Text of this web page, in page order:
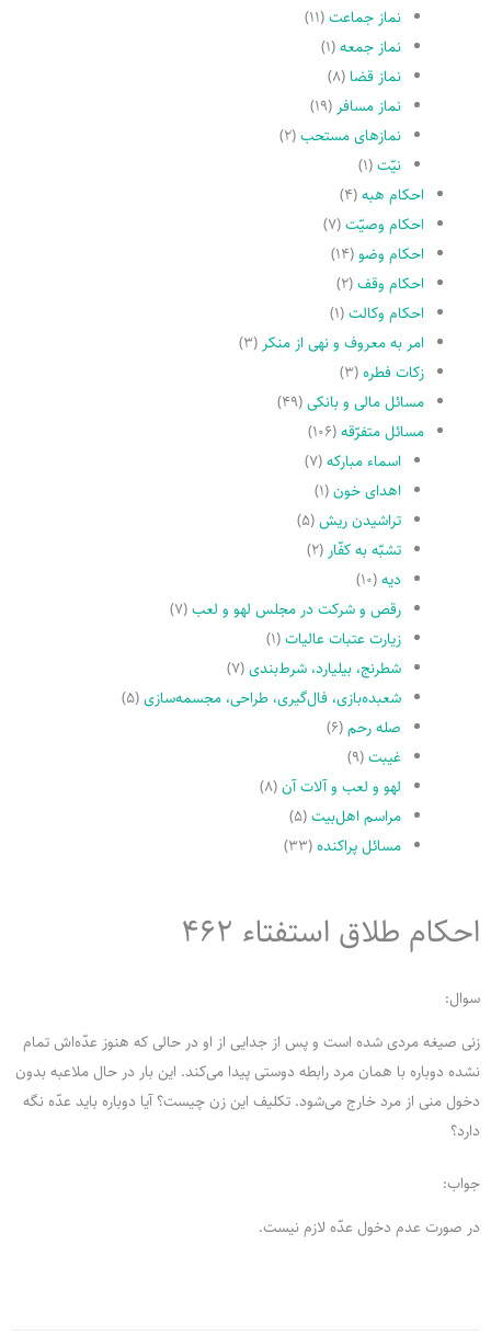
نماز جماعت(۱۱)
نماز جمعه(۱)
نماز قضا(۸)
نماز مسافر (۱۹)
نمازهاى مستحب(۲)
نیّت(۱)
احکام هبه(۴)
احکام وصیّت(۷)
احکام وضو(۱۴)
احکام وقف(۲)
احکام وکالت(۱)
امر به معروف و نهى از منکر (۳)
زکات فطره(۳)
مسائل مالی و بانکی(۴۹)
مسائل متفرّقه(۱۰۶)
اسماء مبارکه(۷)
اهدای خون(۱)
تراشیدن ریش(۵)
تشبّه به کفّار (۲)
دیه(۱۰)
رقص و شرکت در مجلس لهو و لعب(۷)
زیارت عتبات عالیات(۱)
شطرنج، بیلیارد، شرط‌بندی(۷)
شعبده‌بازی، فال‌گیری، طراحی، مجسمه‌سازی(۵)
صله رحم(۶)
غیبت(۹)
لهو و لعب و آلات آن(۸)
مراسم اهل‌بیت(۵)
مسائل پراکنده(۳۳)
احکام طلاق استفتاء 462
سوال:
زنی صیغه مردی شده است و پس از جدایی از او در حالی که هنوز عدّه‌اش تمام
نشده دوباره با همان مرد رابطه دوستی پیدا می‌کند. این بار در حال ملاعبه بدون
دخول منی از مرد خارج می‌شود. تکلیف این زن چیست؟ آیا دوباره باید عدّه نگه
دارد؟
جواب:
در صورت عدم دخول عدّه لازم نیست.